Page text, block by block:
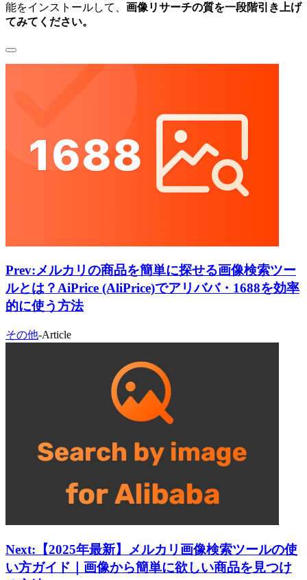
能をインストールして、 画像リサーチの質を一段階引き上げ
てみてください。
Prev:メルカリの商品を簡単に探せる画像検索ツー
ルとは？AiPrice (AliPrice)でアリババ・1688を効率
的に使う方法
その他-Article
Next: 【2025年最新】メルカリ画像検索ツールの使
い方ガイド｜画像から簡単に欲しい商品を見つけ